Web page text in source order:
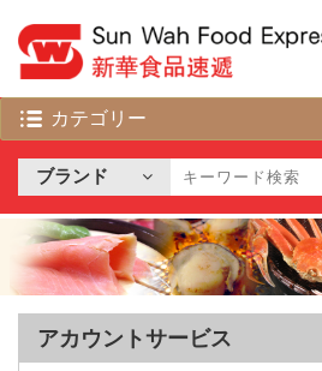
アカウントサービス